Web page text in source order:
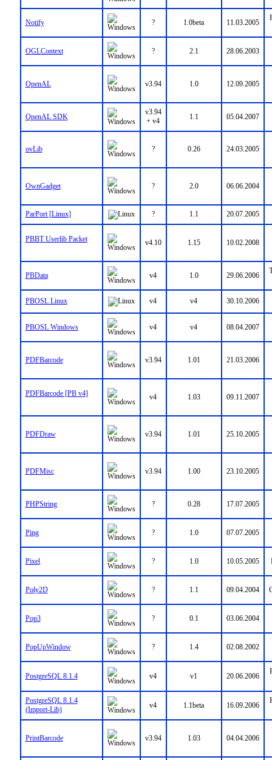
Notify ? 1.0beta 11.03.2005
OGLContext ? 2.1 28.06.2003
OpenAL v3.94 1.0 12.09.2005
OpenAL SDK
v3.94
+ v4
1.1 05.04.2007
ovLib ? 0.26 24.03.2005
OwnGadget ? 2.0 06.06.2004
ParPort [Linux] ? 1.1 20.07.2005
PBBT Userlib Packet v4.10 1.15 10.02.2008
PBData v4 1.0 29.06.2006
PBOSL Linux v4 v4 30.10.2006
PBOSL Windows v4 v4 08.04.2007
PDFBarcode v3.94 1.01 21.03.2006
PDFBarcode [PB v4] v4 1.03 09.11.2007
PDFDraw v3.94 1.01 25.10.2005
PDFMisc v3.94 1.00 23.10.2005
PHPString ? 0.28 17.07.2005
Ping ? 1.0 07.07.2005
Pixel ? 1.0 10.05.2005
Poly2D ? 1.1 09.04.2004
Pop3 ? 0.1 03.06.2004
PopUpWindow ? 1.4 02.08.2002
PostgreSQL 8.1.4 v4 v1 20.06.2006
PostgreSQL 8.1.4
(Import-Lib)
v4 1.1beta 16.09.2006
PrintBarcode v3.94 1.03 04.04.2006